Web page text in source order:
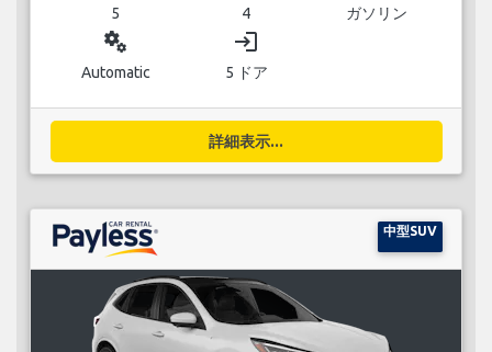
5 4 ガソリン
miscellaneous_services
Automatic
login
5 ドア
詳細表示...
中型SUV